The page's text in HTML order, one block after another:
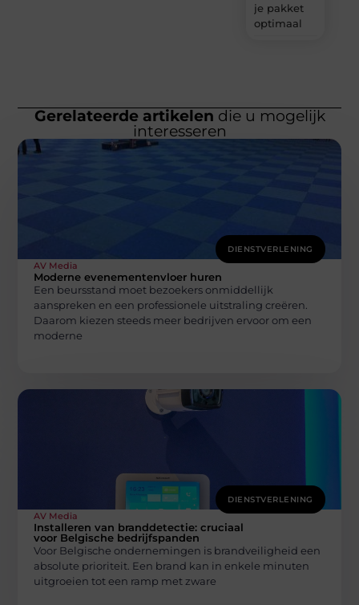
je pakket
optimaal
Gerelateerde artikelen die u mogelijk
interesseren
DIENSTVERLENING
AV Media
Moderne evenementenvloer huren
Een beursstand moet bezoekers onmiddellijk
aanspreken en een professionele uitstraling creëren.
Daarom kiezen steeds meer bedrijven ervoor om een
moderne
DIENSTVERLENING
AV Media
Installeren van branddetectie: cruciaal
voor Belgische bedrijfspanden
Voor Belgische ondernemingen is brandveiligheid een
absolute prioriteit. Een brand kan in enkele minuten
uitgroeien tot een ramp met zware